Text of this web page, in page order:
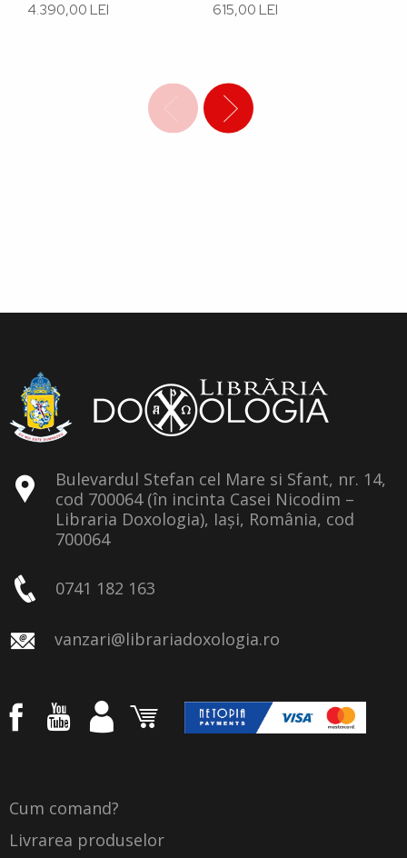
4.390,00 LEI 615,00 LEI
Bulevardul Stefan cel Mare si Sfant, nr. 14,
cod 700064 (în incinta Casei Nicodim –
Libraria Doxologia), Iași, România, cod
700064
0741 182 163
vanzari@librariadoxologia.ro
Cum comand?
Livrarea produselor